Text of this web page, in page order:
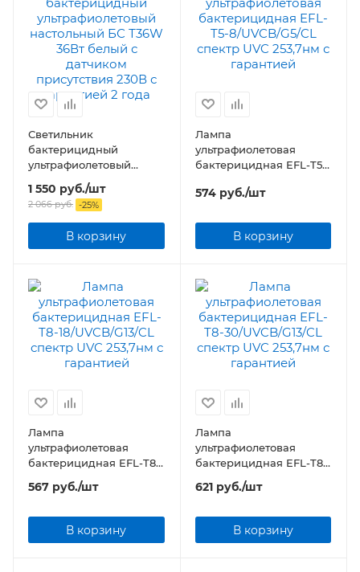
Светильник
бактерицидный
ультрафиолетовый
настольный БС Т36W
36Вт белый с датчиком
присутствия 230В
1 550 руб./шт
2 066руб. -25%
В корзину
Лампа
ультрафиолетовая
бактерицидная EFL-T5-
UVC 253,7нм
574руб./шт
В корзину
Лампа
ультрафиолетовая
бактерицидная EFL-T8-
18/UVCB/G13/CL спектр
UVC 253,7нм
567 руб./шт
В корзину
Лампа
ультрафиолетовая
бактерицидная EFL-T8-
30/UVCB/G13/CL спектр
UVC 253,7нм
621руб./шт
В корзину